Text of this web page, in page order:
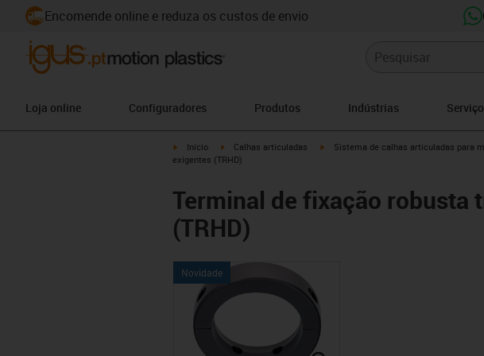
Encomende online e reduza os custos de envio
Loja online Configuradores Produtos Indústrias
igus-icon-arrow-right
Início igus-icon-arrow-right
Calhas articuladas igus-icon-arrow-right
Sistema de calhas articuladas para
exigentes (TRHD)
Terminal de fixação robusta
(TRHD)
Novidade